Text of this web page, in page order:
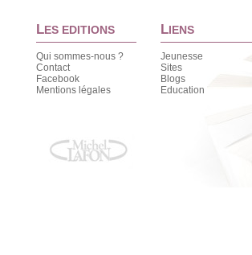
LES EDITIONS
Qui sommes-nous ?
Contact
Facebook
Mentions légales
LIENS
Jeunesse
Sites
Blogs
Education